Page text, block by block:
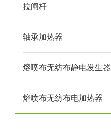
拉闸杆
轴承加热器
熔喷布无纺布静电发生器
熔喷布无纺布电加热器